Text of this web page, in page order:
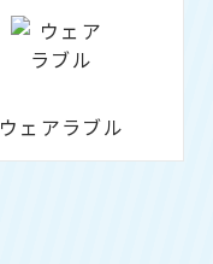
ウェアラブル